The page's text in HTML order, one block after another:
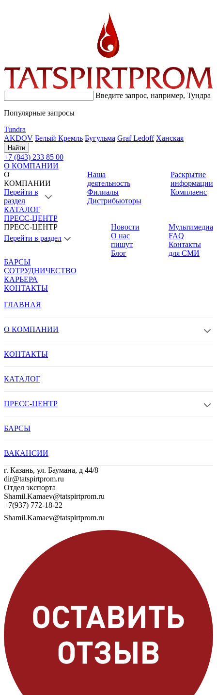
Введите запрос, например, Тундра
Популярные запросы
Tundra
AKDOV Белый Кремль Бугульма Graf Ledoff Ханская
Найти
+7 (843) 233 85 00
О КОМПАНИИ
О
КОМПАНИИ
Перейти в
раздел
Наша
деятельность
Филиалы
Дистрибьюторы
Раскрытие
информации
Комплаенс
КАТАЛОГ
ПРЕСС-ЦЕНТР
ПРЕСС-ЦЕНТР
Перейти в раздел
Новости
О нас
пишут
Блог
Мультимедиа
FAQ
Контакты
для СМИ
БАРСЫ
СОТРУДНИЧЕСТВО
КАРЬЕРА
КОНТАКТЫ
ГЛАВНАЯ
О КОМПАНИИ
КОНТАКТЫ
КАТАЛОГ
ПРЕСС-ЦЕНТР
БАРСЫ
ВАКАНСИИ
г. Казань, ул. Баумана, д 44/8
dir@tatspirtprom.ru
Отдел экспорта
Shamil.Kamaev@tatspirtprom.ru
+7(937) 772-18-22
Shamil.Kamaev@tatspirtprom.ru